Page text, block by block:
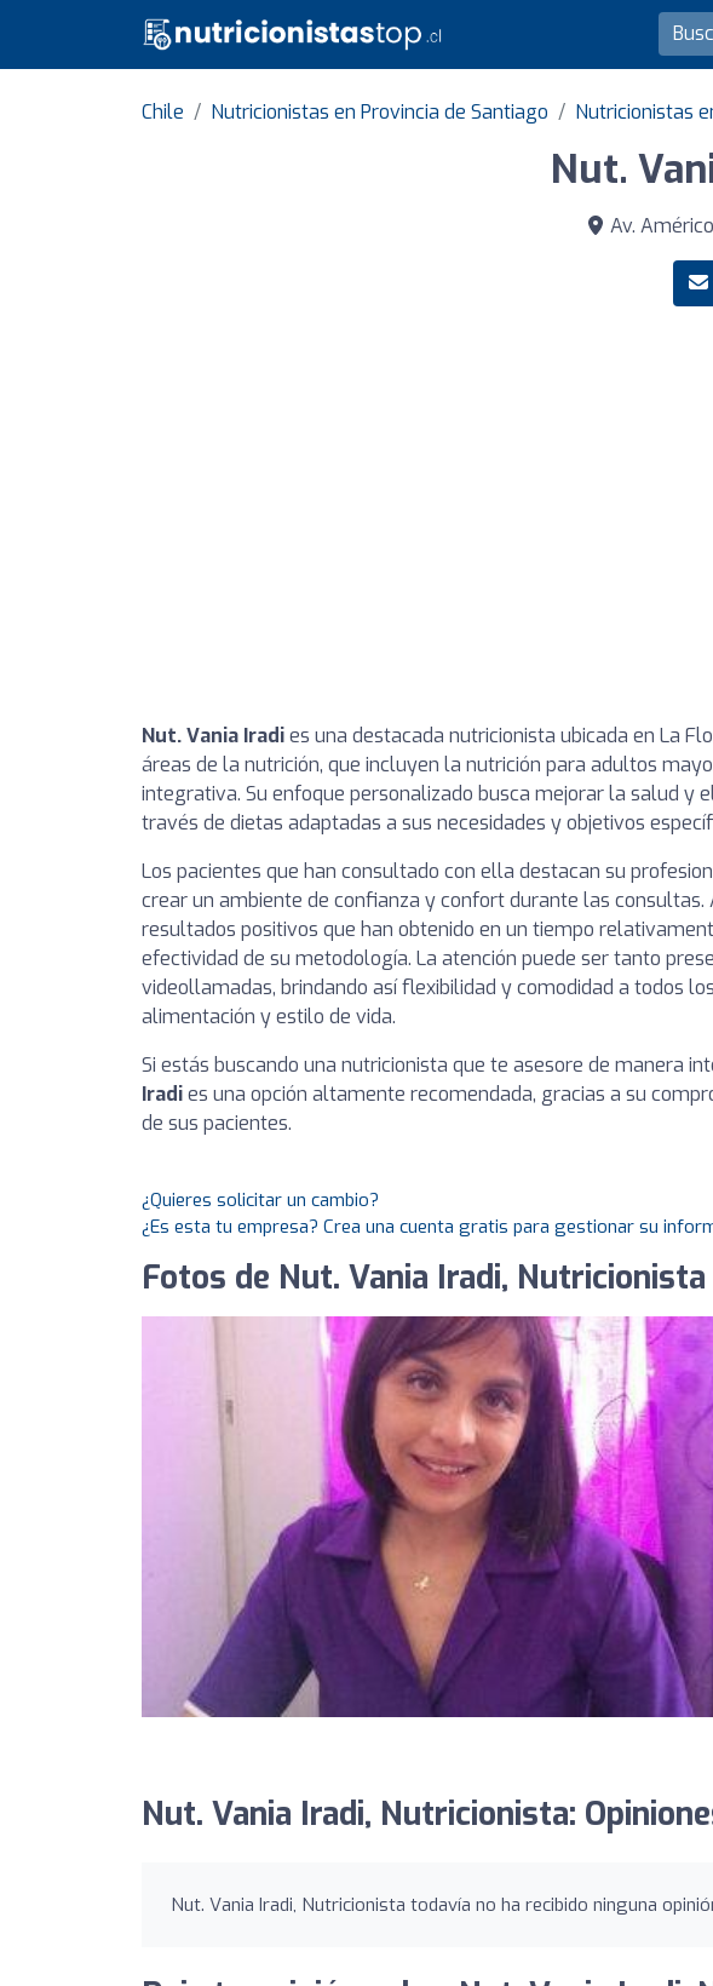
Chile Nutricionistas en Provincia de Santiago Nutricionistas
Nut.
Av.
Nut. Vania Iradies una destacada nutricionista ubicada en La
áreas de la nutrición, que incluyen la nutrición para adultos
integrativa. Su enfoque personalizado busca mejorar la salud y
través de dietas adaptadas a sus necesidades y objetivos
Los pacientes que han consultado con ella destacan su
crear un ambiente de confianza y confort durante las
resultados positivos que han obtenido en un tiempo
efectividad de su metodología. La atención puede ser tanto
videollamadas, brindando así flexibilidad y comodidad a todos
alimentación y estilo de vida.
Si estás buscando una nutricionista que te asesore de manera
Iradies una opción altamente recomendada, gracias a su
de sus pacientes.
¿Quieres solicitar un cambio?
¿Es esta tu empresa? Crea una cuenta gratis para gestionar su
Fotos de Nut. Vania Iradi, Nutricionista
Nut. Vania Iradi, Nutricionista:
Nut. Vania Iradi, Nutricionista todavía no ha recibido ninguna